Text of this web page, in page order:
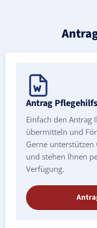
Antrag
Einfach den Antrag
übermitteln und
Gerne
und stehen Ihnen
Verfügung.